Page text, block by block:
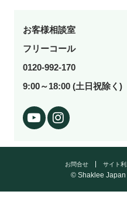
お客様相談室
フリーコール
0120-992-170
9:00～18:00 (土日祝除く)
お問合せ サイト
© Shaklee Japan